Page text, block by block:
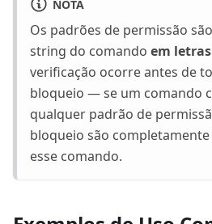
NOTA
Os padrões de permissão
string do comando em
verificação ocorre antes de
bloqueio — se um comando
qualquer padrão de
bloqueio são
esse comando.